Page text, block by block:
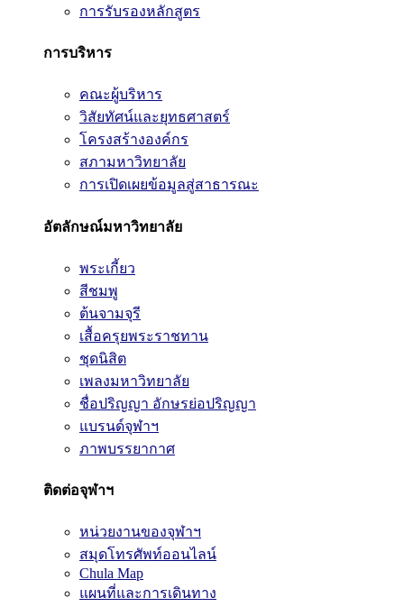
การรับรองหลักสูตร
การบริหาร
คณะผู้บริหาร
วิสัยทัศน์และยุทธศาสตร์
โครงสร้างองค์กร
สภามหาวิทยาลัย
การเปิดเผยข้อมูลสู่สาธารณะ
อัตลักษณ์มหาวิทยาลัย
พระเกี้ยว
สีชมพู
ต้นจามจุรี
เสื้อครุยพระราชทาน
ชุดนิสิต
เพลงมหาวิทยาลัย
ชื่อปริญญา อักษรย่อปริญญา
แบรนด์จุฬาฯ
ภาพบรรยากาศ
ติดต่อจุฬาฯ
หน่วยงานของจุฬาฯ
สมุดโทรศัพท์ออนไลน์
Chula Map
แผนที่และการเดินทาง